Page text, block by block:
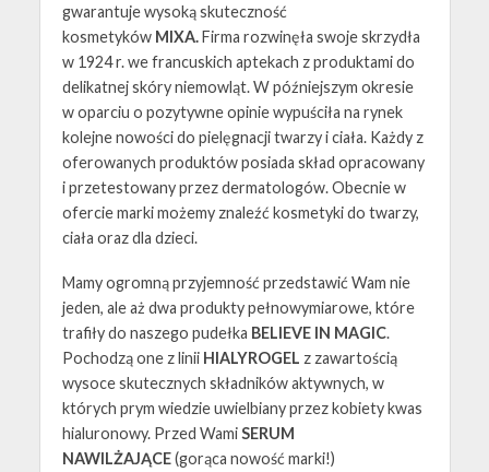
gwarantuje wysoką skuteczność
kosmetyków MIXA.Firma rozwinęła swoje skrzydła
w 1924 r. we francuskich aptekach z produktami do
delikatnej skóry niemowląt. W późniejszym okresie
w oparciu o pozytywne opinie wypuściła na rynek
kolejne nowości do pielęgnacji twarzy i ciała. Każdy z
oferowanych produktów posiada skład opracowany
i przetestowany przez dermatologów. Obecnie w
ofercie marki możemy znaleźć kosmetyki do twarzy,
ciała oraz dla dzieci.
Mamy ogromną przyjemność przedstawić Wam nie
jeden, ale aż dwa produkty pełnowymiarowe, które
trafiły do naszego pudełka BELIEVE IN MAGIC.
Pochodzą one z linii HIALYROGEL z zawartością
wysoce skutecznych składników aktywnych, w
których prym wiedzie uwielbiany przez kobiety kwas
hialuronowy. Przed WamiSERUM
NAWILŻAJĄCE(gorąca nowość marki!)